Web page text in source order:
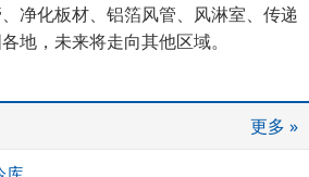
净化板材、铝箔风管、风淋室、传递
地，未来将走向其他区域。
更多 »